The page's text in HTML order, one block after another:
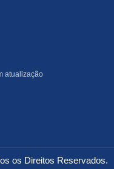
atualização
os Direitos Reservados.